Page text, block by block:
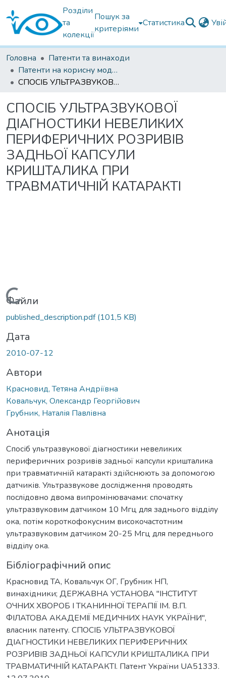
Розділи
та
колекції
Пошук за
критеріями
Статистика
Головна
Патенти та винаходи
Патенти на корисну модель
СПОСІБ УЛЬТРАЗВУКОВОЇ ДІАГНОСТИКИ НЕВЕЛИКИХ ПЕРИФЕРИЧНИХ РОЗРИВІВ ЗАДНЬОЇ КАПСУЛИ КРИШТАЛИКА ПРИ ТРАВМАТИЧНІЙ КАТАРАКТІ
СПОСІБ УЛЬТРАЗВУКОВОЇ
ДІАГНОСТИКИ НЕВЕЛИКИХ
ПЕРИФЕРИЧНИХ РОЗРИВІВ
ЗАДНЬОЇ КАПСУЛИ
КРИШТАЛИКА ПРИ
ТРАВМАТИЧНІЙ КАТАРАКТІ
Вантажиться...
Файли
published_description.pdf(101,5 KB)
Дата
2010-07-12
Автори
Красновид, Тетяна Андріївна
Ковальчук, Олександр Георгійович
Грубник, Наталія Павлівна
Анотація
Спосіб ультразвукової діагностики невеликих
периферичних розривів задньої капсули кришталика
при травматичній катаракті здійснюють за допомогою
датчиків. Ультразвукове дослідження проводять
послідовно двома випромінювачами: спочатку
ультразвуковим датчиком 10 Мгц для заднього відділу
ока, потім короткофокусним високочастотним
ультразвуковим датчиком 20-25 Мгц для переднього
відділу ока.
Бібліографічний опис
Красновид ТА, Ковальчук ОГ, Грубник НП,
винахідники; ДЕРЖАВНА УСТАНОВА "ІНСТИТУТ
ОЧНИХ ХВОРОБ І ТКАНИННОЇ ТЕРАПІЇ ІМ. В.П.
ФІЛАТОВА АКАДЕМІЇ МЕДИЧНИХ НАУК УКРАЇНИ",
власник патенту. СПОСІБ УЛЬТРАЗВУКОВОЇ
ДІАГНОСТИКИ НЕВЕЛИКИХ ПЕРИФЕРИЧНИХ
РОЗРИВІВ ЗАДНЬОЇ КАПСУЛИ КРИШТАЛИКА ПРИ
ТРАВМАТИЧНІЙ КАТАРАКТІ. Патент України UA51333.